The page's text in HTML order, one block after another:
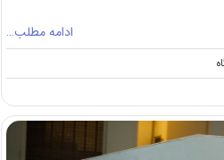
ادامه مطلب…
on
انتشار
نهایی
کنکور